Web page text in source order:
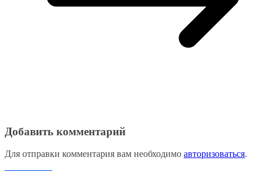
Добавить комментарий
Для отправки комментария вам необходимо авторизоваться.